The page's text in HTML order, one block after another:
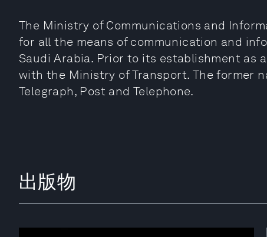
The Ministry of Communications and
for all the means of communication and
Saudi Arabia. Prior to its establishment as
with the Ministry of Transport. The former
Telegraph, Post and Telephone.
出版物